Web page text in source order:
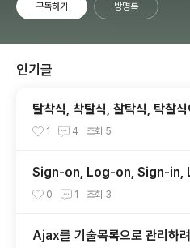
구독하기 방명록
인기글
탈착식, 착탈식, 찰탁식, 탁찰
1 4 조회 5
Sign-on, Log-on, Sign-in,
0 1 조회 3
Ajax를 기술목록으로 관리하